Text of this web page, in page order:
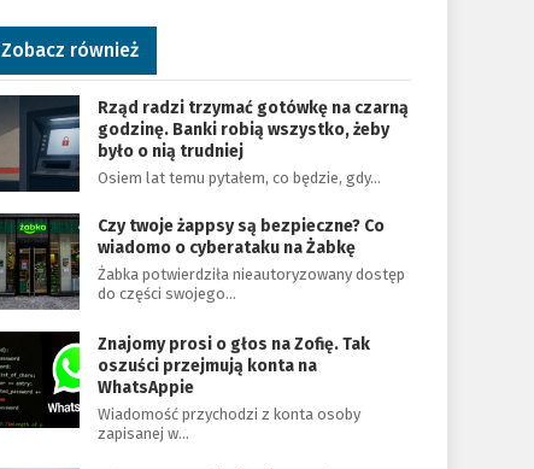
Zobacz również
Rząd radzi trzymać gotówkę na czarną
godzinę. Banki robią wszystko, żeby
było o nią trudniej
Osiem lat temu pytałem, co będzie, gdy…
Czy twoje żappsy są bezpieczne? Co
wiadomo o cyberataku na Żabkę
Żabka potwierdziła nieautoryzowany dostęp
do części swojego…
Znajomy prosi o głos na Zofię. Tak
oszuści przejmują konta na
WhatsAppie
Wiadomość przychodzi z konta osoby
zapisanej w…